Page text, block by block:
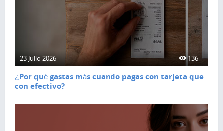
23 Julio 2026 136
¿Por qué gastas más cuando pagas con tarjeta que
con efectivo?